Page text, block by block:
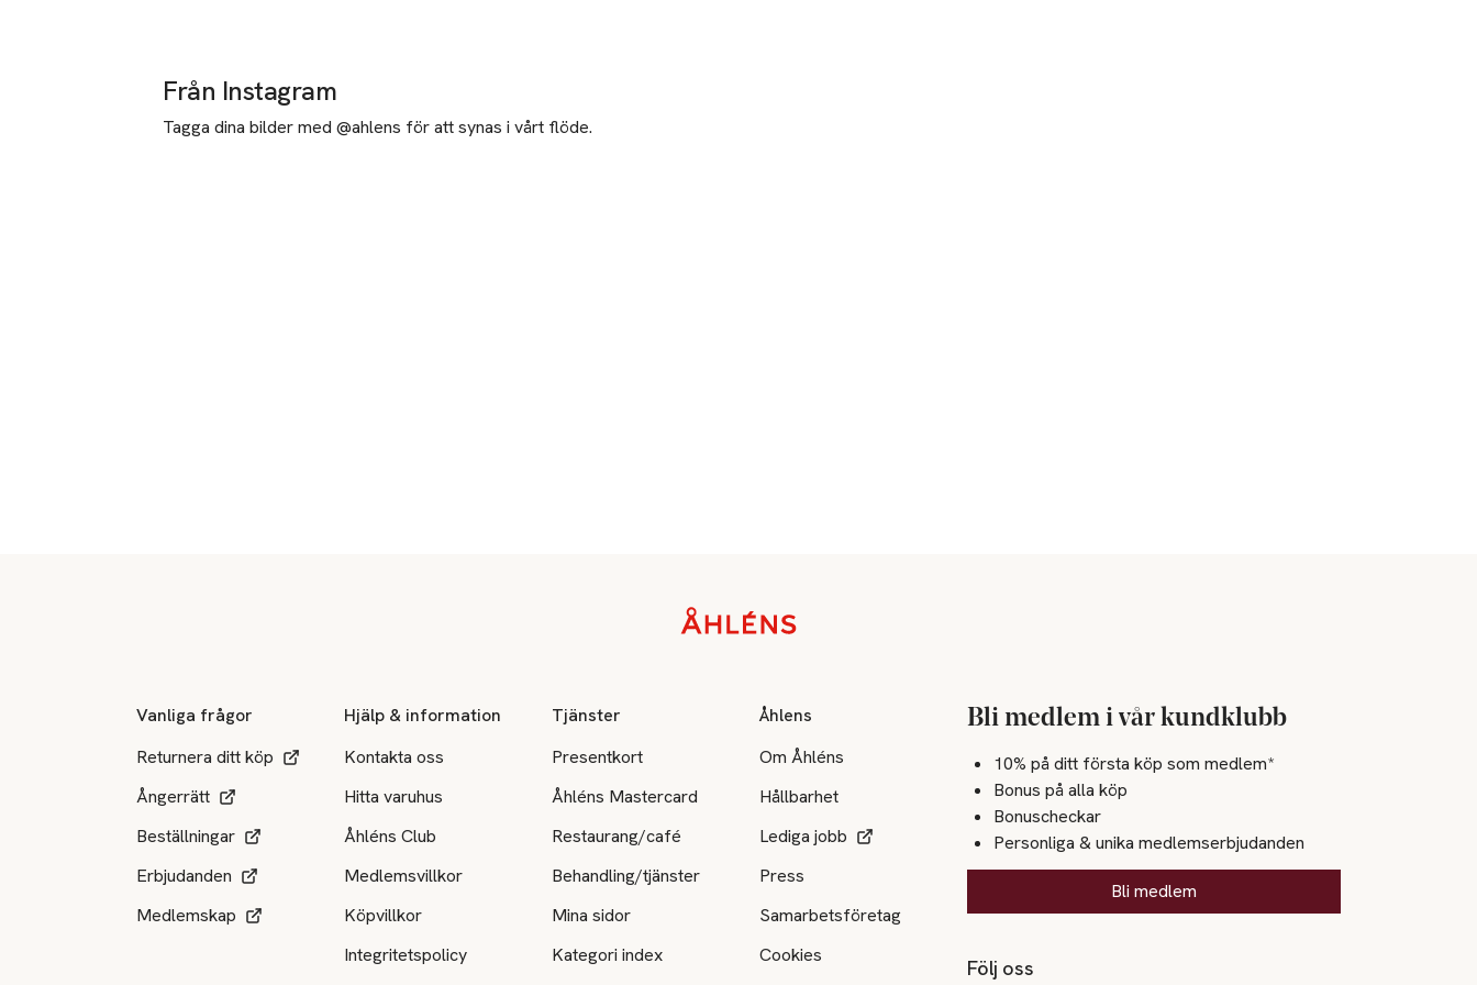
Från Instagram
Tagga dina bilder med @ahlens för att synas i vårt flöde.
Vanliga frågor
Returnera ditt köp
Ångerrätt
Beställningar
Erbjudanden
Medlemskap
Hjälp & information
Kontakta oss
Hitta varuhus
Åhléns Club
Medlemsvillkor
Köpvillkor
Integritetspolicy
Tjänster
Presentkort
Åhléns Mastercard
Restaurang/café
Behandling/tjänster
Mina sidor
Kategori index
Åhlens
Om Åhléns
Hållbarhet
Lediga jobb
Press
Samarbetsföretag
Cookies
Bli medlem i vår kundklubb
10% på ditt första köp som medlem*
Bonus på alla köp
Bonuscheckar
Personliga & unika medlemserbjudanden
Bli medlem
Följ oss